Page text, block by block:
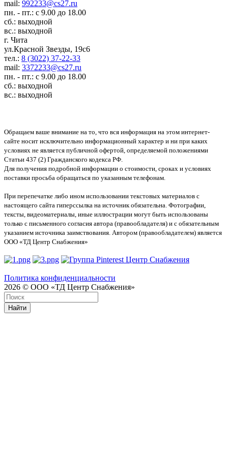
mail: 992233@cs27.ru
пн. - пт.: с 9.00 до 18.00
сб.: выходной
вс.: выходной
г. Чита
ул.Красной Звезды, 19с6
тел.: 8 (3022) 37-22-33
mail: 3372233@cs27.ru
пн. - пт.: с 9.00 до 18.00
сб.: выходной
вс.: выходной
Обращаем ваше внимание на то, что вся информация на этом интернет-
сайте носит исключительно информационный характер и ни при каких
условиях не является публичной офертой, определяемой положениями
Статьи 437 (2) Гражданского кодекса РФ.
Для получения подробной информации о стоимости, сроках и условиях
поставки просьба обращаться по указанным телефонам.
При перепечатке либо ином использовании текстовых материалов с
настоящего сайта гиперссылка на источник обязательна. Фотографии,
тексты, видеоматериалы, иные иллюстрации могут быть использованы
только с письменного согласия автора (правообладателя) и с обязательным
указанием источника заимствования. Автором (правообладателем) является
ООО «ТД Центр Снабжения»
Политика конфиденциальности
2026 © ООО «ТД Центр Снабжения»
Найти